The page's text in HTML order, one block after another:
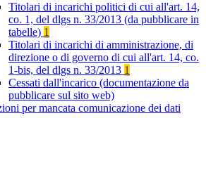
Titolari di incarichi politici di cui all'art. 14,
co. 1, del dlgs n. 33/2013 (da pubblicare in
tabelle) 1
Titolari di incarichi di amministrazione, di
direzione o di governo di cui all'art. 14, co.
1-bis, del dlgs n. 33/2013 1
Cessati dall'incarico (documentazione da
pubblicare sul sito web)
per mancata comunicazione dei dati